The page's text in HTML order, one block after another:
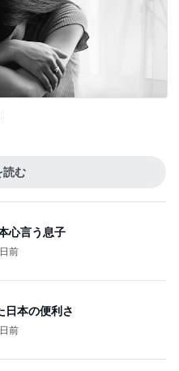
読む
心言う息子
前
日本の便利さ
前